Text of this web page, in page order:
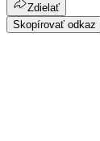
Zdielať
Skopírovať odkaz